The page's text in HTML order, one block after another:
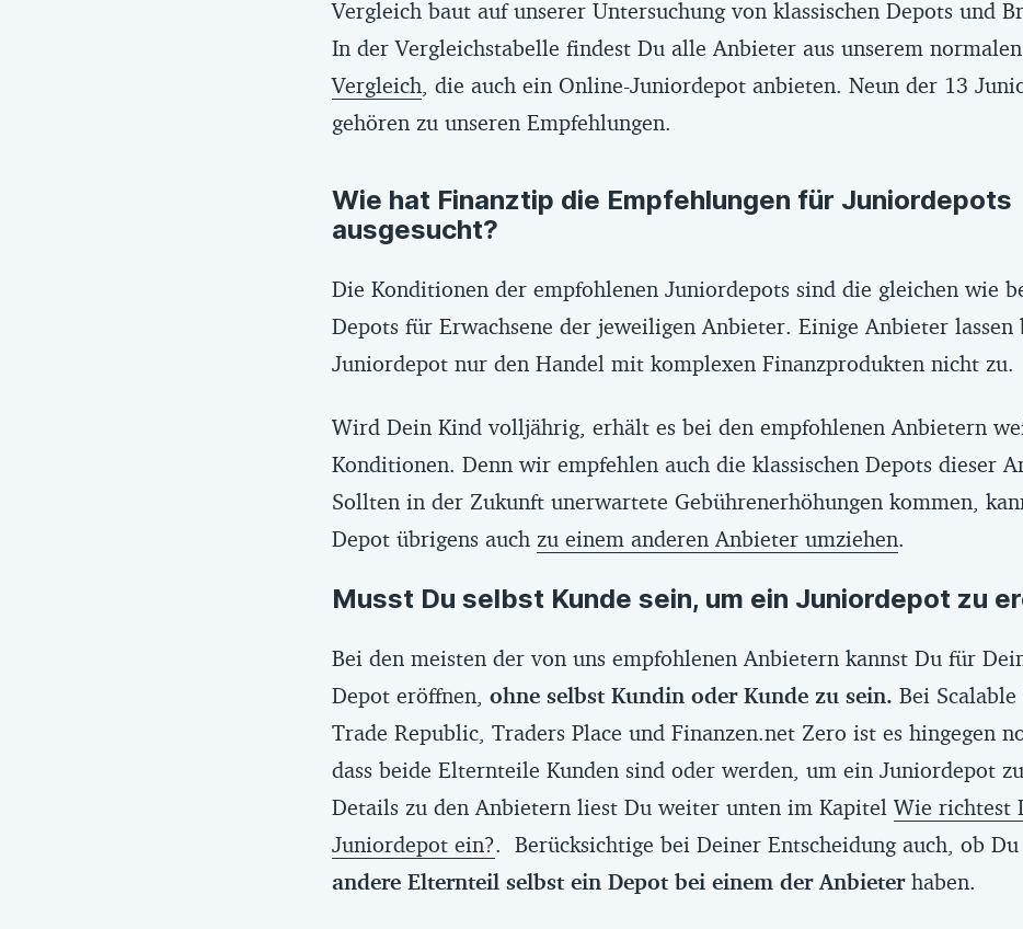
Einzeltitel (also Aktien oder Anleihen) im selben Depot gehandelt werden
(4) es die Möglichkeit gibt, automatische Sparpläne auf ETFs im selben
einzurichten, (5) es einen automatischen Abzug der deutschen
gibt, (6) es keine Mindesteinlage gibt und (7) der Markteintritt nicht
Vergleich baut auf unserer Untersuchung von klassischen Depots und
In der Vergleichstabelle findest Du alle Anbieter aus unserem normalen
Vergleich, die auch ein Online-Juniordepot anbieten. Neun der 13
gehören zu unseren Empfehlungen.
Wie hat Finanztip die Empfehlungen für Juniordepots
ausgesucht?
Die Konditionen der empfohlenen Juniordepots sind die gleichen wie
Depots für Erwachsene der jeweiligen Anbieter. Einige Anbieter
Juniordepot nur den Handel mit komplexen Finanzprodukten nicht zu.
Wird Dein Kind volljährig, erhält es bei den empfohlenen Anbietern
Konditionen. Denn wir empfehlen auch die klassischen Depots dieser
Sollten in der Zukunft unerwartete Gebührenerhöhungen kommen,
Depot übrigens auch zu einem anderen Anbieter umziehen.
Musst Du selbst Kunde sein, um ein Juniordepot zu
Bei den meisten der von uns empfohlenen Anbietern kannst Du für
Depot eröffnen, ohne selbst Kundin oder Kunde zu sein. Bei
Trade Republic, Traders Place und Finanzen.net Zero ist es hingegen
dass beide Elternteile Kunden sind oder werden, um ein Juniordepot
Details zu den Anbietern liest Du weiter unten im Kapitel Wie richtest
Juniordepot ein?. Berücksichtige bei Deiner Entscheidung auch, ob Du
andere Elternteil selbst ein Depot bei einem der Anbieterhaben.